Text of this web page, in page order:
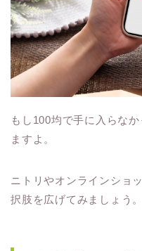
もし100均で手に入らな
ますよ。
ニトリやオンラインショ
択肢を広げてみましょう。